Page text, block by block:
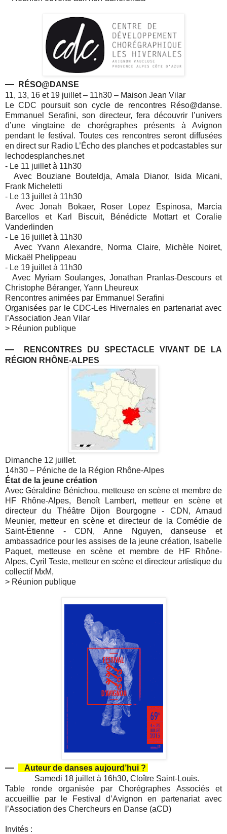
—
RÉSO@DANSE
11, 13, 16 et 19 juillet – 11h30 – Maison Jean Vilar
Le CDC poursuit son cycle de rencontres Réso@danse.
Emmanuel Serafini, son directeur, fera découvrir l’univers
d’une vingtaine de chorégraphes présents à Avignon
pendant le festival. Toutes ces rencontres seront diffusées
en direct sur Radio L’Écho des planches et podcastables sur
lechodesplanches.net
- Le 11 juillet à 11h30
Avec Bouziane Bouteldja, Amala Dianor, Isida Micani,
Frank Micheletti
- Le 13 juillet à 11h30
Avec Jonah Bokaer, Roser Lopez Espinosa, Marcia
Barcellos et Karl Biscuit, Bénédicte Mottart et Coralie
Vanderlinden
- Le 16 juillet à 11h30
Avec Yvann Alexandre, Norma Claire, Michèle Noiret,
Mickaël Phelippeau
- Le 19 juillet à 11h30
Avec Myriam Soulanges, Jonathan Pranlas-Descours et
Christophe Béranger, Yann Lheureux
Rencontres animées par Emmanuel Serafini
Organisées par le CDC-Les Hivernales en partenariat avec
l’Association Jean Vilar
> Réunion publique
—
RENCONTRES DU SPECTACLE VIVANT DE LA
RÉGION RHÔNE-ALPES
Dimanche 12 juillet.
14h30 – Péniche de la Région Rhône-Alpes
État de la jeune création
Avec Géraldine Bénichou, metteuse en scène et membre de
HF Rhône-Alpes, Benoît Lambert, metteur en scène et
directeur du Théâtre Dijon Bourgogne - CDN, Arnaud
Meunier, metteur en scène et directeur de la Comédie de
Saint-Étienne - CDN, Anne Nguyen, danseuse et
ambassadrice pour les assises de la jeune création, Isabelle
Paquet, metteuse en scène et membre de HF Rhône-
Alpes, Cyril Teste, metteur en scène et directeur artistique du
collectif MxM,
> Réunion publique
—
Auteur de danses aujourd’hui ?
Samedi 18 juillet à 16h30, Cloître Saint-Louis.
Table ronde organisée par Chorégraphes Associés et
accueillie par le Festival d’Avignon en partenariat avec
l’Association des Chercheurs en Danse (aCD)
Invités :